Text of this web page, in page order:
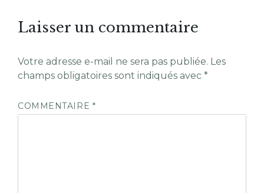
Laisser un commentaire
Votre adresse e-mail ne sera pas publiée. Les
champs obligatoires sont indiqués avec *
COMMENTAIRE *